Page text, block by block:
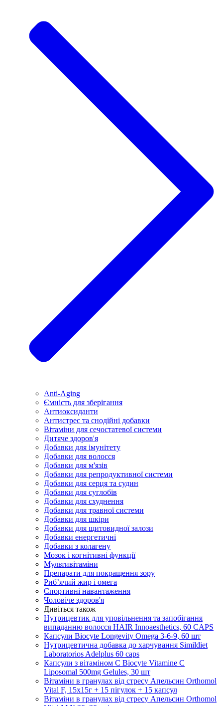
Anti-Aging
Ємність для зберігання
Антиоксиданти
Антистрес та снодійні добавки
Вітаміни для сечостатевої системи
Дитяче здоров'я
Добавки для імунітету
Добавки для волосся
Добавки для м'язів
Добавки для репродуктивної системи
Добавки для серця та судин
Добавки для суглобів
Добавки для схуднення
Добавки для травної системи
Добавки для шкіри
Добавки для щитовидної залози
Добавки енергетичні
Добавки з колагену
Мозок і когнітивні функції
Мультивітаміни
Препарати для покращення зору
Риб’ячий жир і омега
Спортивні навантаження
Чоловіче здоров'я
Дивіться також
Нутрицевтик для уповільнення та запобігання
випаданню волосся HAIR Innoaesthetics, 60 CAPS
Капсули Biocyte Longevity Omega 3-6-9, 60 шт
Нутрицевтична добавка до харчування Simildiet
Laboratorios Adelplus 60 caps
Капсули з вітаміном С Biocyte Vitamine C
Liposomal 500mg Gelules, 30 шт
Вітаміни в гранулах від стресу Апельсин Orthomol
Vital F, 15х15г + 15 пігулок + 15 капсул
Вітаміни в гранулах від стресу Апельсин Orthomol